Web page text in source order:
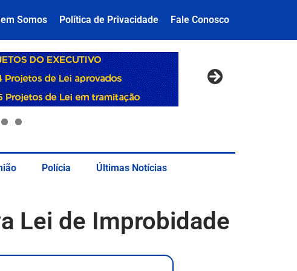
Somos Política de Privacidade Fale Conosco
Polícia Últimas Notícias
Lei de Improbidade